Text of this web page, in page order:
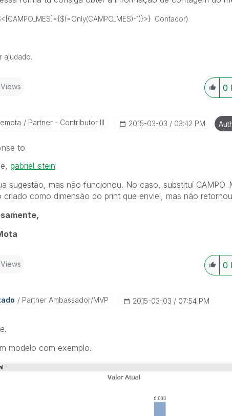
1)}>} Contador)
ajudado.
0
Partner - Contributor III ‎2015-03-03 03:42 PM
to
gabriel_stein
sugestão, mas não funcionou. No caso, substituí
criado como dimensão do print que enviei, mas não
0
Partner Ambassador/MVP ‎2015-03-03 07:54 PM
modelo com exemplo.